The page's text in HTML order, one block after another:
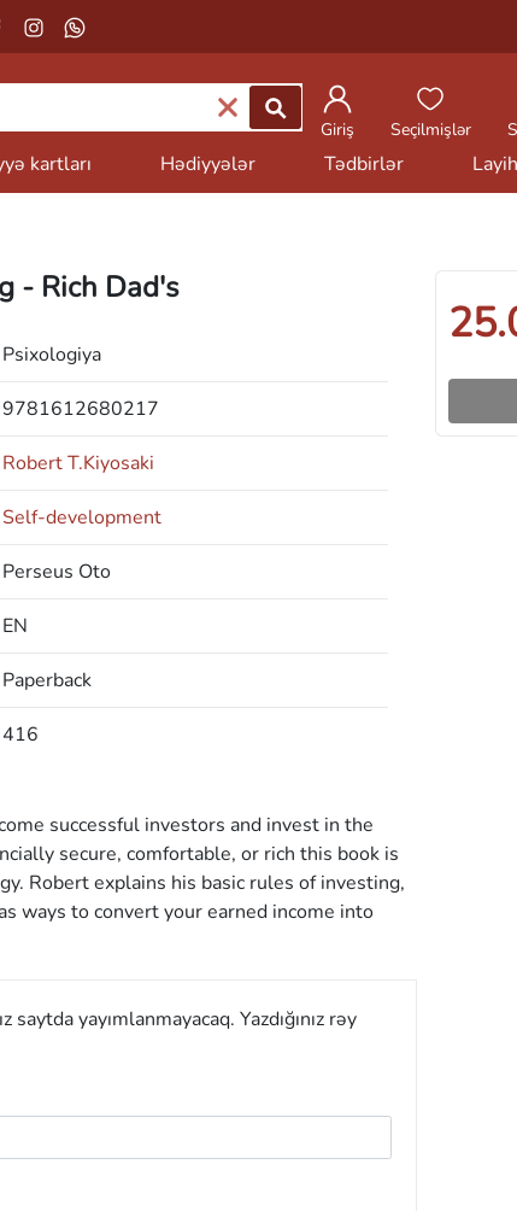
Giriş
Seçilmişlər
kartları Hədiyyələr Tədbirlər
- Rich Dad's
Psixologiya
9781612680217
Robert T.Kiyosaki
Self-development
Perseus Oto
EN
Paperback
416
successful investors and invest in the
secure, comfortable, or rich this book is
Robert explains his basic rules of investing,
ways to convert your earned income into
yayımlanmayacaq. Yazdığınız rəy